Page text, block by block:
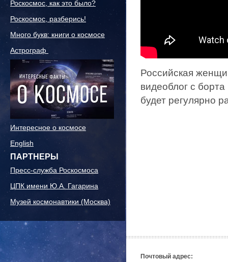
Роскосмос, как это было?
Роскосмос, разберись!
Много букв: книги о космосе
Астрограф
Интересное о космосе
English
ПАРТНЕРЫ
Пресс-служба Роскосмоса
ЦПК имени Ю.А. Гагарина
Музей космонавтики (Москва)
Российская
видеоблог с
будет регулярно
Почтовый адрес: